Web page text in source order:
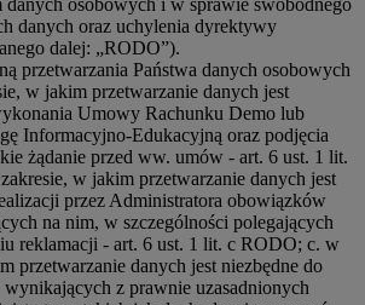
danych oraz uchylenia dyrektywy
dalej: „RODO”).
przetwarzania Państwa danych osobowych
w jakim przetwarzanie danych jest
Umowy Rachunku Demo lub
Informacyjno-Edukacyjną oraz podjęcia
żądanie przed ww. umów - art. 6 ust. 1 lit.
w jakim przetwarzanie danych jest
przez Administratora obowiązków
na nim, w szczególności polegających
reklamacji - art. 6 ust. 1 lit. c RODO; c. w
przetwarzanie danych jest niezbędne do
z prawnie uzasadnionych